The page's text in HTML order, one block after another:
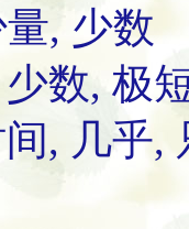
, 少数
数, 极
, 几乎,